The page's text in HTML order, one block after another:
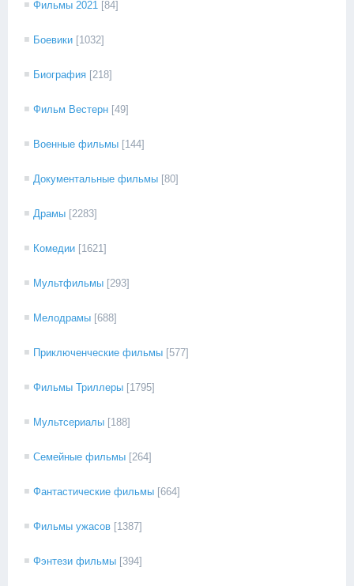
Фильмы 2021 [84]
Боевики [1032]
Биография [218]
Фильм Вестерн [49]
Военные фильмы [144]
Документальные фильмы [80]
Драмы [2283]
Комедии [1621]
Мультфильмы [293]
Мелодрамы [688]
Приключенческие фильмы [577]
Фильмы Триллеры [1795]
Мультсериалы [188]
Семейные фильмы [264]
Фантастические фильмы [664]
Фильмы ужасов [1387]
Фэнтези фильмы [394]